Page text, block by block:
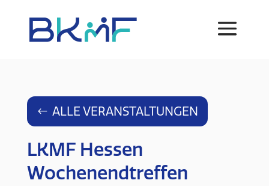
ALLE VERANSTALTUNGEN
LKMF Hessen
Wochenendtreffen